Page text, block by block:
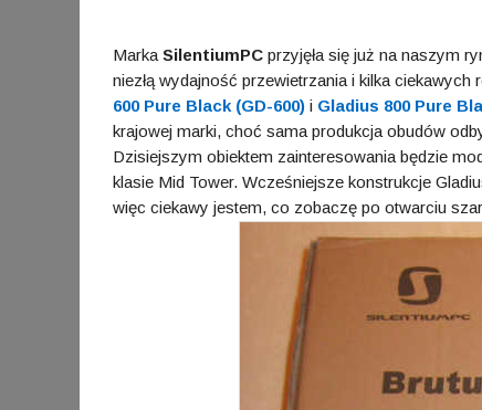
Marka SilentiumPC przyjęła się już na naszym
niezłą wydajność przewietrzania i kilka
600 Pure Black (GD-600) i Gladius 800 Pure
krajowej marki, choć sama produkcja obudów
Dzisiejszym obiektem zainteresowania będzie
klasie Mid Tower. Wcześniejsze konstrukcje
więc ciekawy jestem, co zobaczę po otwarciu